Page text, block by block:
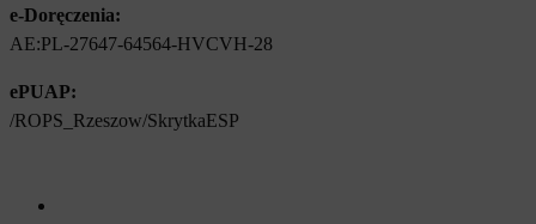
e-Doręczenia:
AE:PL-27647-64564-HVCVH-28
ePUAP:
/ROPS_Rzeszow/SkrytkaESP